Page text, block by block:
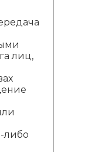
лиц,
либо